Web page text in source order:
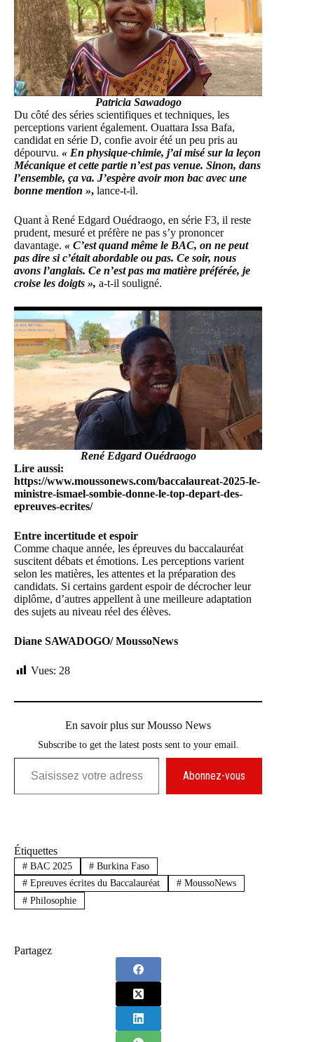
Patricia Sawadogo
Du côté des séries scientifiques et techniques, les
perceptions varient également. Ouattara Issa Bafa,
candidat en série D, confie avoir été un peu pris au
dépourvu. « En physique-chimie, j’ai misé sur la leçon
Mécanique et cette partie n’est pas venue. Sinon, dans
l’ensemble, ça va. J’espère avoir mon bac avec une
bonne mention », lance-t-il.
Quant à René Edgard Ouédraogo, en série F3, il reste
prudent, mesuré et préfère ne pas s’y prononcer
davantage. « C’est quand même le BAC, on ne peut
pas dire si c’était abordable ou pas. Ce soir, nous
avons l’anglais. Ce n’est pas ma matière préférée, je
croise les doigts », a-t-il souligné.
René Edgard Ouédraogo
Lire aussi:
https://www.moussonews.com/baccalaureat-2025-le-
ministre-ismael-sombie-donne-le-top-depart-des-
epreuves-ecrites/
Entre incertitude et espoir
Comme chaque année, les épreuves du baccalauréat
suscitent débats et émotions. Les perceptions varient
selon les matières, les attentes et la préparation des
candidats. Si certains gardent espoir de décrocher leur
diplôme, d’autres appellent à une meilleure adaptation
des sujets au niveau réel des élèves.
Diane SAWADOGO/ MoussoNews
Vues: 28
En savoir plus sur Mousso News
Subscribe to get the latest posts sent to your email.
Saisissez votre adresse e-mail…
Abonnez-vous
Étiquettes
#BAC 2025 #Burkina Faso
#Epreuves écrites du Baccalauréat #MoussoNews
#Philosophie
Partagez